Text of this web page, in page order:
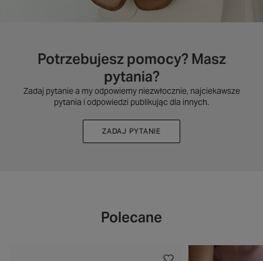
Potrzebujesz pomocy? Masz
pytania?
Zadaj pytanie a my odpowiemy niezwłocznie, najciekawsze
pytania i odpowiedzi publikując dla innych.
ZADAJ PYTANIE
Polecane